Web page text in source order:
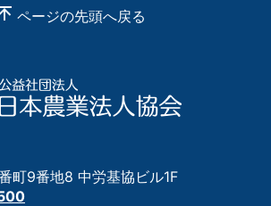
ページの先頭へ戻る
町9番地8 中労基協ビル1F